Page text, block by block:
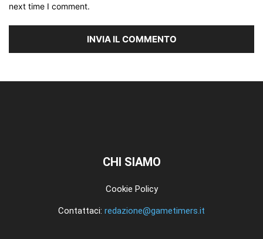
next time I comment.
CHI SIAMO
Cookie Policy
Contattaci: redazione@gametimers.it